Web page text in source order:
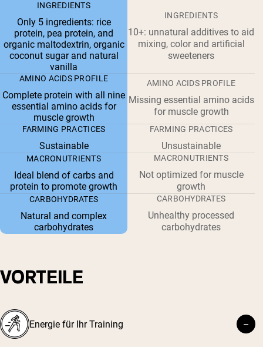
INGREDIENTS
Only 5 ingredients: rice
protein, pea protein, and
organic maltodextrin, organic
coconut sugar and natural
vanilla
INGREDIENTS
10+: unnatural additives to aid
mixing, color and artificial
sweeteners
AMINO ACIDS PROFILE
Complete protein with all nine
essential amino acids for
muscle growth
AMINO ACIDS PROFILE
Missing essential amino acids
for muscle growth
FARMING PRACTICES
Sustainable
FARMING PRACTICES
Unsustainable
MACRONUTRIENTS
Ideal blend of carbs and
protein to promote growth
MACRONUTRIENTS
Not optimized for muscle
growth
CARBOHYDRATES
Natural and complex
carbohydrates
CARBOHYDRATES
Unhealthy processed
carbohydrates
VORTEILE
Energie für Ihr Training